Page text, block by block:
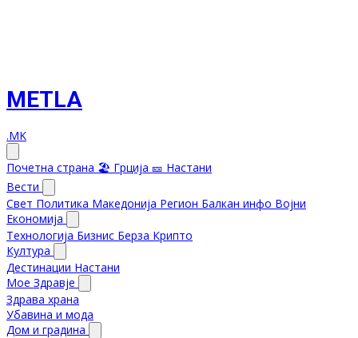
METLA
.MK
Почетна страна 🏖️ Грција 🎫 Настани
Вести
Свет Политика Македонија Регион Балкан инфо Војни
Економија
Технологија Бизнис Берза Крипто
Култура
Дестинации Настани
Мое Здравје
Здрава храна
Убавина и мода
Дом и градина